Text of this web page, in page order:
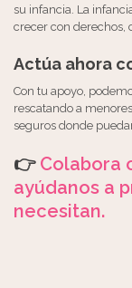
su infancia. La
crecer con derechos,
Actúa ahora
Con tu apoyo,
rescatando a
seguros donde
👉 Colabora
ayúdanos a
necesitan.